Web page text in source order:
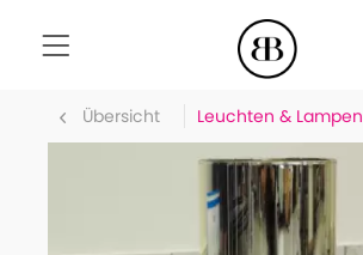
Übersicht Leuchten & Lampen